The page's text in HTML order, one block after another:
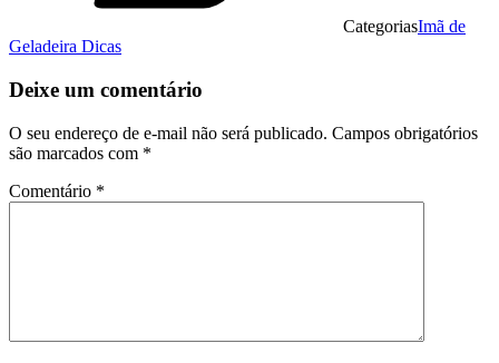
CategoriasImã de
Geladeira Dicas
Deixe um comentário
O seu endereço de e-mail não será publicado. Campos obrigatórios
são marcados com *
Comentário *